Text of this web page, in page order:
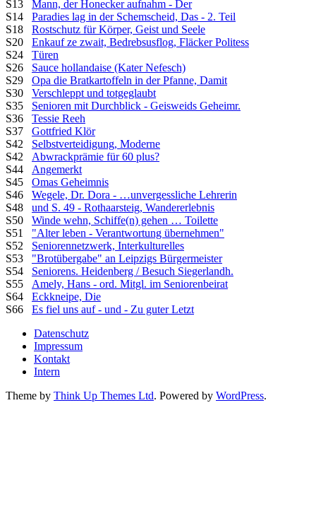
S13 Mann, der Honecker aufnahm - Der
S14 Paradies lag in der Schemscheid, Das - 2. Teil
S18 Rostschutz für Körper, Geist und Seele
S20 Enkauf ze zwait, Bedrebsusflog, Fläcker Politess
S24 Türen
S26 Sauce hollandaise (Kater Nefesch)
S29 Opa die Bratkartoffeln in der Pfanne, Damit
S30 Verschleppt und totgeglaubt
S35 Senioren mit Durchblick - Geisweids Geheimr.
S36 Tessie Reeh
S37 Gottfried Klör
S42 Selbstverteidigung, Moderne
S42 Abwrackprämie für 60 plus?
S44 Angemerkt
S45 Omas Geheimnis
S46 Wegele, Dr. Dora - …unvergessliche Lehrerin
S48 und S. 49 - Rothaarsteig, Wandererlebnis
S50 Winde wehn, Schiffe(n) gehen … Toilette
S51 "Alter leben - Verantwortung übernehmen"
S52 Seniorennetzwerk, Interkulturelles
S53 "Brotübergabe" an Leipzigs Bürgermeister
S54 Seniorens. Heidenberg / Besuch Siegerlandh.
S55 Amely, Hans - ord. Mitgl. im Seniorenbeirat
S64 Eckkneipe, Die
S66 Es fiel uns auf - und - Zu guter Letzt
Datenschutz
Impressum
Kontakt
Intern
Theme by Think Up Themes Ltd. Powered by WordPress.